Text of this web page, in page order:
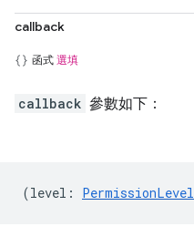
callback
函式 選填
callback 參數如下：
(level : PermissionLevel